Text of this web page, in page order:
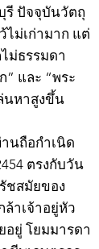
รี ปัจจุบันวัตถุ
ไม่เก่ามาก แต่
ม่ธรรมดา
” และ “พระ
นหาสูงขึ้น
นถือกำเนิด
ตรงกับวัน
ชสมัยของ
ล้าเจ้าอยู่หัว
ยู่ โยมมารดา